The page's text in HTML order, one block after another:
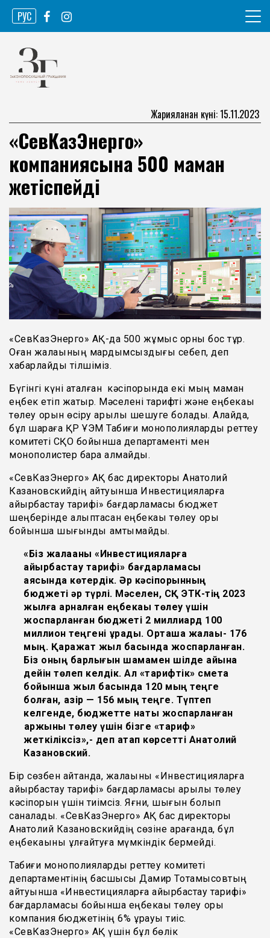
Skip
content
РУС
Законопослушный гражданин
Жарияланған күні: 15.11.2023
«СевКазЭнерго»
компаниясына 500 маман
жетіспейді
«СевКазЭнерго» АҚ-да 500 жұмыс орны бос тұр.
Оған жалақының мардымсыздығы себеп, деп
хабарлайды тілшіміз.
Бүгінгі күні аталған кәсіпорында екі мың маман
еңбек етіп жатыр. Мәселені тарифті және еңбекақы
төлеу қорын өсіру арқылы шешуге болады. Алайда,
бұл шараға ҚР ҰЭМ Табиғи монополияларды реттеу
комитеті СҚО бойынша департаменті мен
монополистер бара алмайды.
«СевКазЭнерго» АҚ бас директоры Анатолий
Казановскийдің айтуынша Инвестицияларға
айырбастау тарифі» бағдарламасы бюджет
шеңберінде қалыптасқан еңбекақы төлеу қоры
бойынша шығынды қамтымайды.
«Біз жалақаны «Инвестицияларға
айырбастау тарифі» бағдарламасы
аясында көтердік. Әр кәсіпорынның
бюджеті әр түрлі. Мәселен, СҚ ЭТК-тің 2023
жылға арналған еңбекақы төлеу үшін
жоспарланған бюджеті 2 миллиард 100
миллион теңгені құрады. Орташа жалақы- 176
мың. Қаражат жыл басында жоспарланған.
Біз оның барлығын шамамен шілде айына
дейін төлеп келдік. Ал «тарифтік» смета
бойынша жыл басында 120 мың теңге
болған, қазір — 156 мың теңге. Түптеп
келгенде, бюджетте нақты жоспарланған
қаржыны төлеу үшін бізге «тариф»
жеткіліксіз»,- деп атап көрсетті Анатолий
Казановский.
Бір сөзбен айтқанда, жалақыны «Инвестицияларға
айырбастау тарифі» бағдарламасы арқылы төлеу
кәсіпорын үшін тиімсіз. Яғни, шығын болып
саналады. «СевКазЭнерго» АҚ бас директоры
Анатолий Казановскийдің сөзіне қарағанда, бұл
еңбекақыны ұлғайтуға мүмкіндік бермейді.
Табиғи монополияларды реттеу комитеті
департаментінің басшысы Дамир Тоқтамысовтың
айтуынша «Инвестицияларға айырбастау тарифі»
бағдарламасы бойынша еңбекақы төлеу қоры
компания бюджетінің 6% құрауы тиіс.
«СевКазЭнерго» АҚ үшін бұл бөлік